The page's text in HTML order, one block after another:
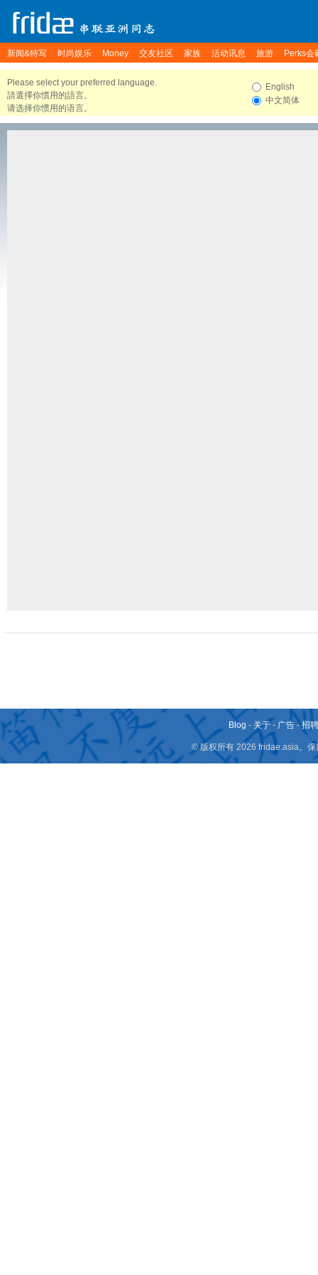
新闻&特写 时尚娱乐 Money 交友社区 家族 活动讯息 旅游 Perks会
Please select your preferred language.
請選擇你慣用的語言。
请选择你惯用的语言。
English
中文简体
Blog - 关于 - 广告 -招
© 版权所有 2026 fridae.asia。